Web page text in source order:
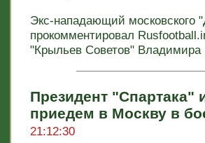
Экс-нападающий московского
прокомментировал
"Крыльев Советов" Владимира
Президент
приедем в Москву в
21:12:30